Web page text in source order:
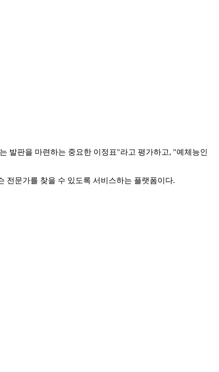
발판을 마련하는 중요한 이정표"라고 평가하고, "예체능인
전문가를 찾을 수 있도록 서비스하는 플랫폼이다.